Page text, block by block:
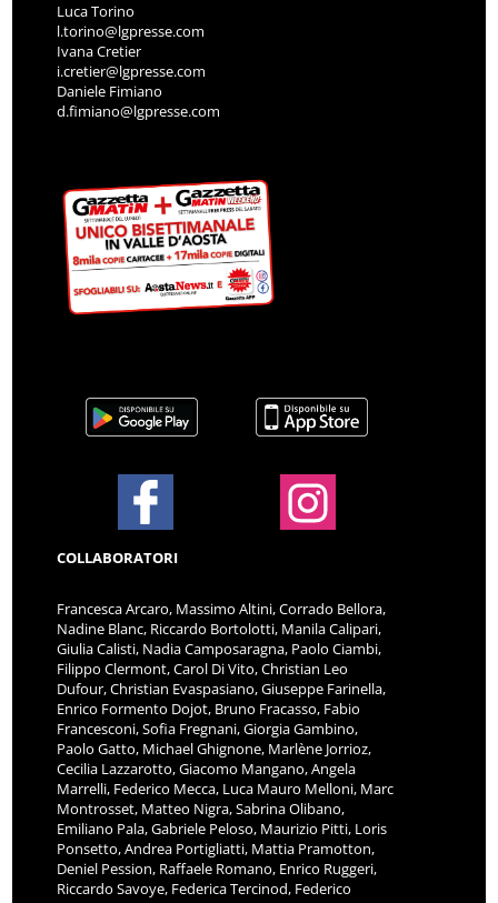
Luca Torino
l.torino@lgpresse.com
Ivana Cretier
i.cretier@lgpresse.com
Daniele Fimiano
d.fimiano@lgpresse.com
COLLABORATORI
Francesca Arcaro, Massimo Altini, Corrado Bellora,
Nadine Blanc, Riccardo Bortolotti, Manila Calipari,
Giulia Calisti, Nadia Camposaragna, Paolo Ciambi,
Filippo Clermont, Carol Di Vito, Christian Leo
Dufour, Christian Evaspasiano, Giuseppe Farinella,
Enrico Formento Dojot, Bruno Fracasso, Fabio
Francesconi, Sofia Fregnani, Giorgia Gambino,
Paolo Gatto, Michael Ghignone, Marlène Jorrioz,
Cecilia Lazzarotto, Giacomo Mangano, Angela
Marrelli, Federico Mecca, Luca Mauro Melloni, Marc
Montrosset, Matteo Nigra, Sabrina Olibano,
Emiliano Pala, Gabriele Peloso, Maurizio Pitti, Loris
Ponsetto, Andrea Portigliatti, Mattia Pramotton,
Deniel Pession, Raffaele Romano, Enrico Ruggeri,
Riccardo Savoye, Federica Tercinod, Federico